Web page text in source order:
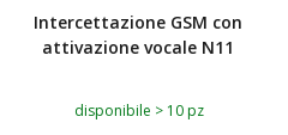
Intercettazione GSM con
attivazione vocale N11
disponibile > 10 pz